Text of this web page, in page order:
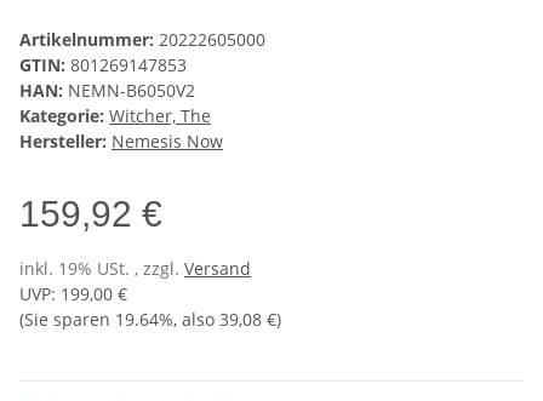
Artikelnummer: 20222605000
GTIN: 801269147853
HAN: NEMN-B6050V2
Kategorie: Witcher, The
Hersteller: Nemesis Now
159,92 €
inkl. 19% USt. , zzgl. Versand
UVP: 199,00 €
(Sie sparen 19.64%, also 39,08 €)